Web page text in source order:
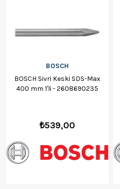
BOSCH
BOSCH Sivri Keski SDS-Max
400 mm 1'li - 2608690235
₺539,00